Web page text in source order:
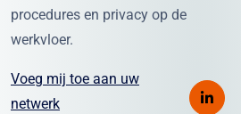
procedures en privacy op de
werkvloer.
Voeg mij toe aan uw
netwerk